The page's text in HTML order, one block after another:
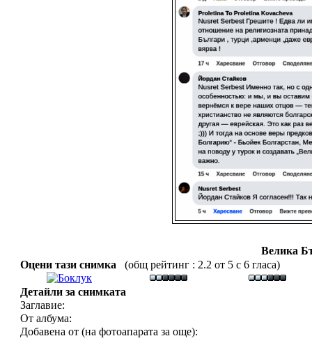
Велика
Оцени тази снимка
(общ рейтинг : 2.2 от 5 с 6 гласа)
Детайли за снимката
Заглавие:
От албума:
Добавена от (на фотоапарата за още):